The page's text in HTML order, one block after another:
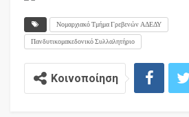
Νομαρχιακό Τμήμα Γρεβενών ΑΔΕΔΥ
Πανδυτικομακεδονικό Συλλαλητήριο
Κοινοποίηση